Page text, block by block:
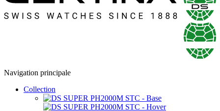
Navigation principale
Collection